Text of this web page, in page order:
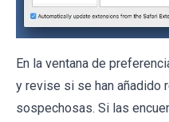
En la ventana de
y revise si se han añadido
sospechosas. Si las